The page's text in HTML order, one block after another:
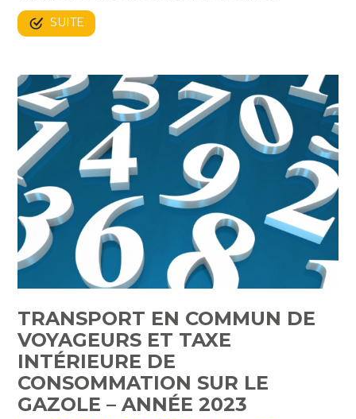
SUITE
TRANSPORT EN COMMUN DE
VOYAGEURS ET TAXE
INTÉRIEURE DE
CONSOMMATION SUR LE
GAZOLE – ANNÉE 2023